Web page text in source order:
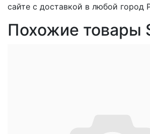
сайте с доставкой в любой город
Похожие товары